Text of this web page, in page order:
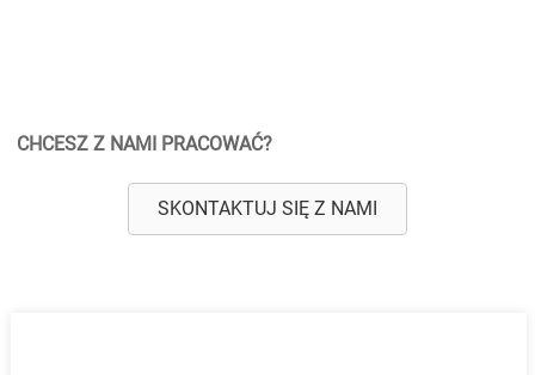
CHCESZ Z NAMI PRACOWAĆ?
SKONTAKTUJ SIĘ Z NAMI